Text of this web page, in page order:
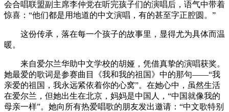
会合唱联盟副主席李仲党在听完孩子们的演唱后，语气中带着
惊喜：“他们都是用地道的中文演唱，有的甚至字正腔圆。”
这份传承，落在每一个孩子的故事里，显得尤为具体而温
暖。
来自爱尔兰华助中文学校的胡娅，凭借真挚的演唱获奖。
她最爱的歌词是参赛曲目《我和我的祖国》中的那句——“我
亲爱的祖国，我永远紧依着你的心窝”。在她心中，虽然生活
在爱尔兰，但她出生在北京，妈妈是中国人，“中国就像我的
母亲一样”。她向所有热爱唱歌的朋友发出邀请：“中文歌特别